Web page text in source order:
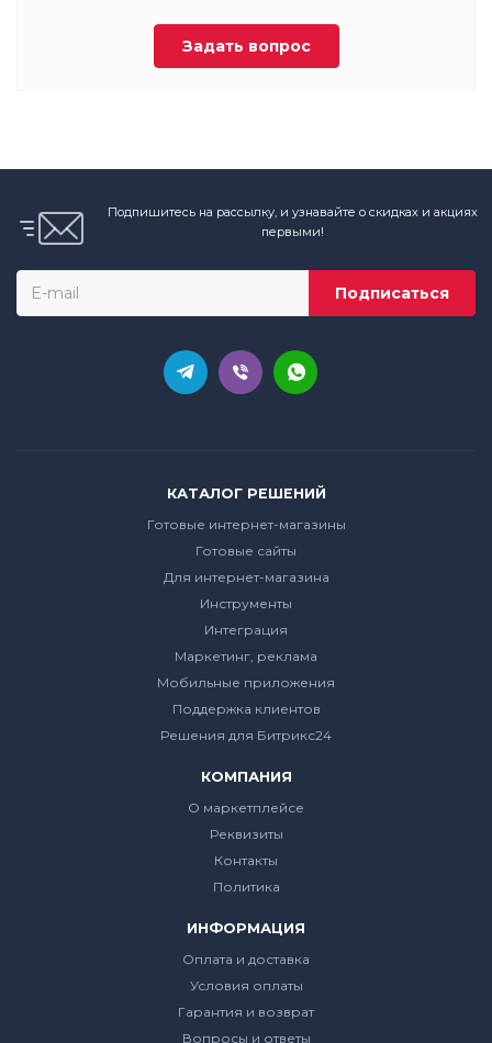
Задать вопрос
Подпишитесь на рассылку, и узнавайте о скидках и акциях
первыми!
КАТАЛОГ РЕШЕНИЙ
Готовые интернет-магазины
Готовые сайты
Для интернет-магазина
Инструменты
Интеграция
Маркетинг, реклама
Мобильные приложения
Поддержка клиентов
Решения для Битрикс24
КОМПАНИЯ
О маркетплейсе
Реквизиты
Контакты
Политика
ИНФОРМАЦИЯ
Оплата и доставка
Условия оплаты
Гарантия и возврат
Вопросы и ответы